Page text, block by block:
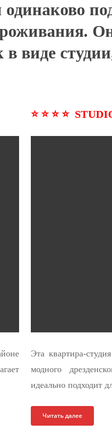
в виде
⭐ ⭐ ⭐ ⭐
Эта квартира-
модного
идеально подходит
Читать далее